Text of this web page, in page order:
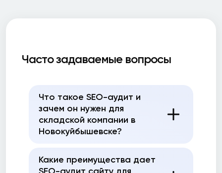
Часто задаваемые вопросы
Что такое SEO-аудит и
зачем он нужен для
складской компании в
Новокуйбышевске?
Какие преимущества дает